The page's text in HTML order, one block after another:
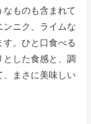
ものも含まれて
ンニク、ライムな
す。ひと口食べる
した食感と、調
まさに美味しい